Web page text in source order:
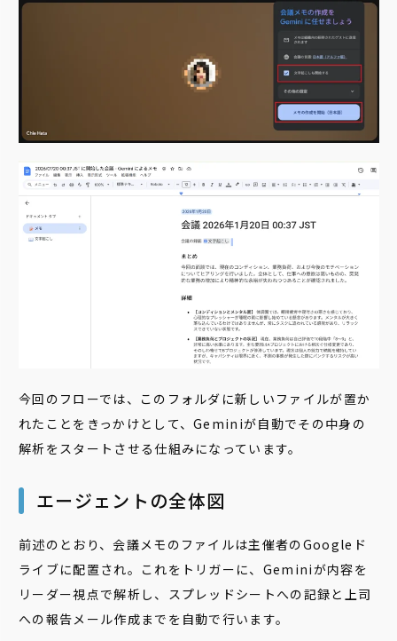
今回のフローでは、このフォルダに新しいファイルが置か
れたことをきっかけとして、Geminiが自動でその中身の
解析をスタートさせる仕組みになっています。
エージェントの全体図
前述のとおり、会議メモのファイルは主催者のGoogleド
ライブに配置され。これをトリガーに、Geminiが内容を
リーダー視点で解析し、スプレッドシートへの記録と上司
への報告メール作成までを自動で行います。